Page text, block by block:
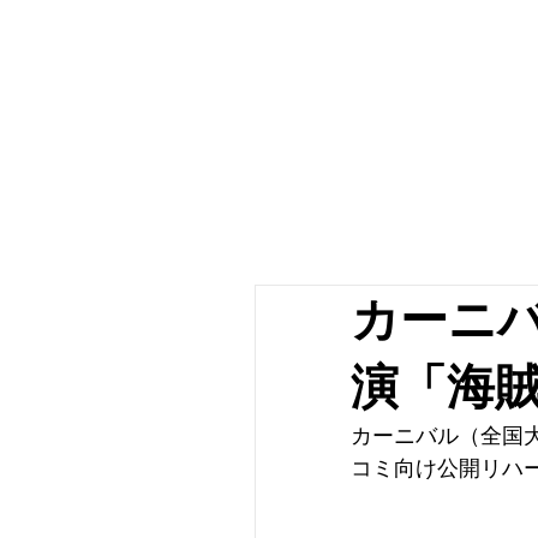
カーニ
演「海
カーニバル（全国
コミ向け公開リハ